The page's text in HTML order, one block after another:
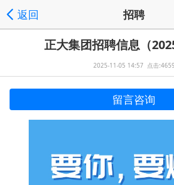
返回 招聘
正大集团招聘信息（
2025-11-05 14:57 点击:4659
留言咨询